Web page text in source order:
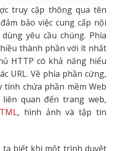
truy cập thông qua tên
bảo việc cung cấp nội
yêu cầu chúng. Phía
thành phần với ít nhất
HTTP có khả năng hiểu
URL. Về phía phần cứng,
tính chứa phần mềm Web
quan đến trang web,
, hình ảnh và tập tin
ta biết khi một trình duyệt